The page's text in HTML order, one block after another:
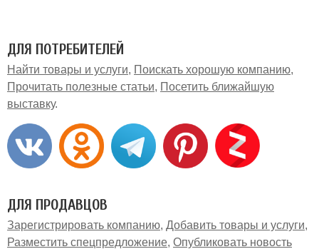
ДЛЯ ПОТРЕБИТЕЛЕЙ
Найти товары и услуги
Поискать хорошую компанию
Прочитать полезные статьи
Посетить ближайшую
выставку
ДЛЯ ПРОДАВЦОВ
Зарегистрировать компанию Добавить товары и услуги
Разместить спецпредложение Опубликовать новость